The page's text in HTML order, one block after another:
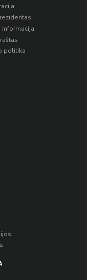
informacija
politika